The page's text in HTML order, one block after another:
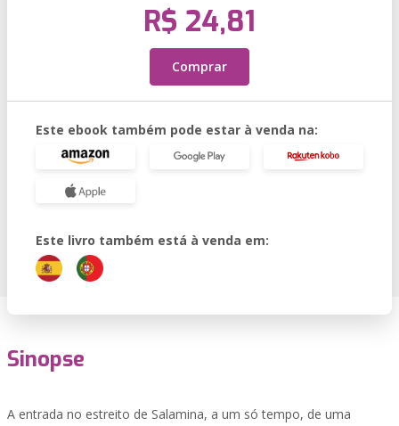
R$ 24,81
Comprar
Este ebook também pode estar à venda na:
Este livro também está à venda em:
Sinopse
A entrada no estreito de Salamina, a um só tempo, de uma